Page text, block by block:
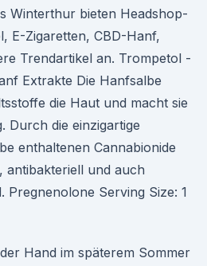
Winterthur bieten Headshop-
E-Zigaretten, CBD-Hanf,
Trendartikel an. Trompetol -
Extrakte Die Hanfsalbe
die Haut und macht sie
Durch die einzigartige
enthaltenen Cannabionide
antibakteriell und auch
Pregnenolone Serving Size: 1
Hand im späterem Sommer